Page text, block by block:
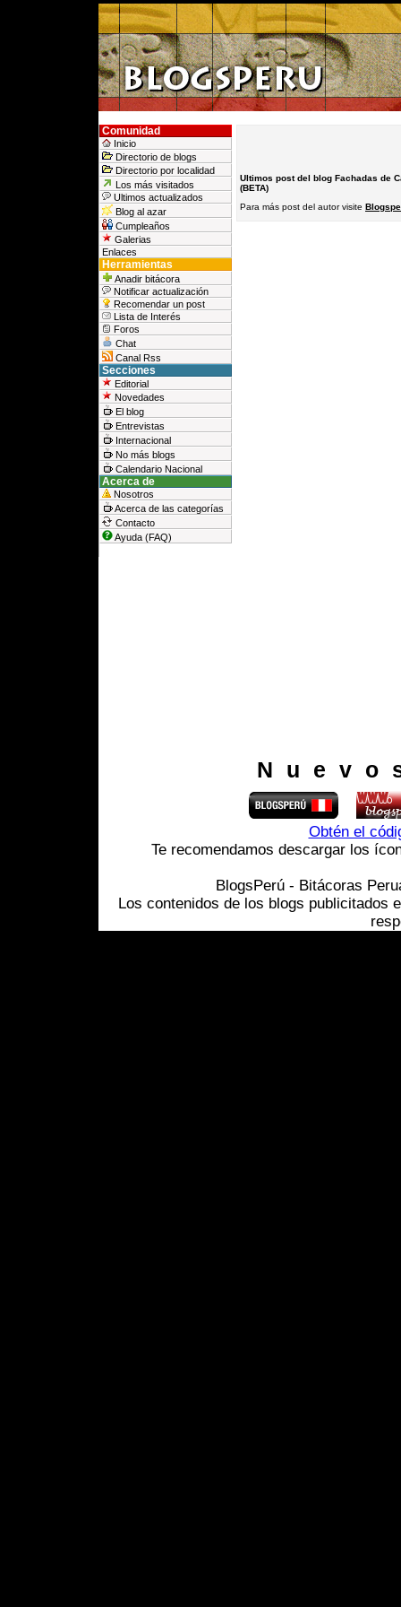
Comunidad
Inicio
Directorio de blogs
Directorio por localidad
Los más visitados
Ultimos actualizados
Blog al azar
Cumpleaños
Galerias
Enlaces
Herramientas
Anadir bitácora
Notificar actualización
Recomendar un post
Lista de Interés
Foros
Chat
Canal Rss
Secciones
Editorial
Novedades
El blog
Entrevistas
Internacional
No más blogs
Calendario Nacional
Acerca de
Nosotros
Acerca de las categorías
Contacto
Ayuda (FAQ)
Ultimos post del blog Fachadas de
(BETA)
Para más post del autor visite
Obtén el
Te recomendamos descargar los
BlogsPerú - Bitácoras
Los contenidos de los blogs publicitados